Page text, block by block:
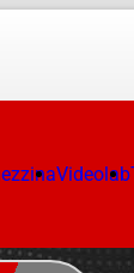
Videolab